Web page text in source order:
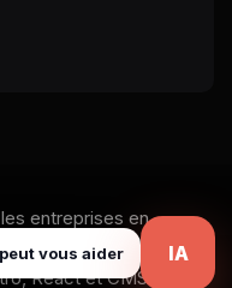
entreprises en
du Nord et en
React et CMS
vous aider IA